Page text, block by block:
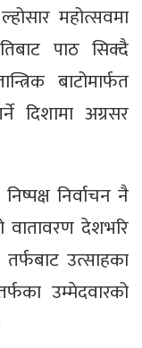
महोत्सवमा
पाठ सिक्दै
बाटोमार्फत
दिशामा अग्रसर
निर्वाचन नै
देशभरि
उत्साहका
उम्मेदवारको